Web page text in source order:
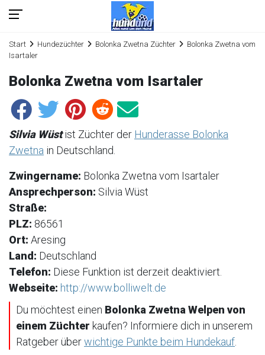
Start Hundezüchter Bolonka Zwetna Züchter
Bolonka Zwetna vom
Isartaler
Bolonka Zwetna vom Isartaler
Silvia Wüstist Züchter der Hunderasse Bolonka
Zwetna in Deutschland.
Zwingername: Bolonka Zwetna vom Isartaler
Ansprechperson: Silvia Wüst
Straße:
PLZ: 86561
Ort: Aresing
Land: Deutschland
Telefon: Diese Funktion ist derzeit deaktiviert.
Webseite: http://www.bolliwelt.de
Du möchtest einen Bolonka Zwetna Welpen von
einem Züchter kaufen? Informiere dich in unserem
Ratgeber überwichtige Punkte beim Hundekauf